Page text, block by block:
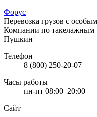
Форус
Перевозка грузов с
Компании по такелажным
Пушкин
Телефон
8 (800) 250-20-07
Часы работы
пн-пт 08:00–20:00
Сайт